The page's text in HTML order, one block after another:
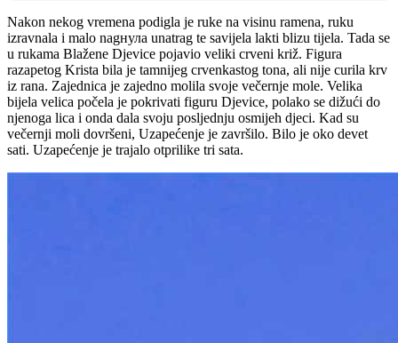
Nakon nekog vremena podigla je ruke na visinu ramena, ruku
izravnala i malo nagнула unatrag te savijela lakti blizu tijela. Tada se
u rukama Blažene Djevice pojavio veliki crveni križ. Figura
razapetog Krista bila je tamnijeg crvenkastog tona, ali nije curila krv
iz rana. Zajednica je zajedno molila svoje večernje mole. Velika
bijela velica počela je pokrivati figuru Djevice, polako se dižući do
njenoga lica i onda dala svoju posljednju osmijeh djeci. Kad su
večernji moli dovršeni, Uzapećenje je završilo. Bilo je oko devet
sati. Uzapećenje je trajalo otprilike tri sata.